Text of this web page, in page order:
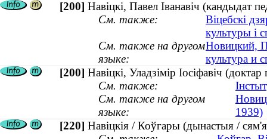
[200] Навіцкі, Павел Іванавіч (кандыдат
См. также:
Віцебскі
культуры і
См. также на другом
языке:
Новицкий,
культура и
[200] Навіцкі, Уладзімір Іосіфавіч
См. также:
См. также на другом
языке:
1939)
[220] Навіцкія / Коўгары (дынастыя /